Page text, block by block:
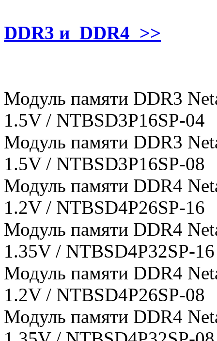
DDR3 и DDR4 >>
Модуль памяти DDR3
1.5V / NTBSD3P16SP-04
Модуль памяти DDR3
1.5V / NTBSD3P16SP-08
Модуль памяти DDR4
1.2V / NTBSD4P26SP-16
Модуль памяти DDR4
1.35V / NTBSD4P32SP-16
Модуль памяти DDR4
1.2V / NTBSD4P26SP-08
Модуль памяти DDR4